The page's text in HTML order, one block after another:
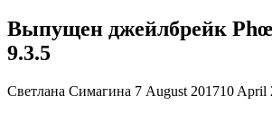
Выпущен джейлбрейк
9.3.5
Светлана Симагина 7 August 201710 April